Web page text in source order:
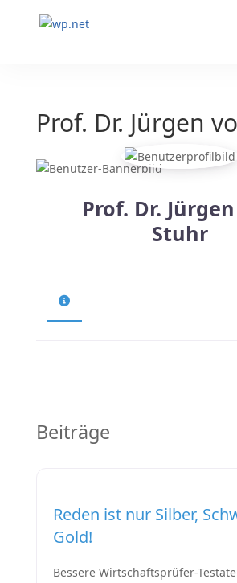
Prof. Dr. Jürgen
Prof. Dr.
Stuhr
Beiträge
Reden ist nur Silber,
Gold!
Bessere Wirtschaftsprüfer-